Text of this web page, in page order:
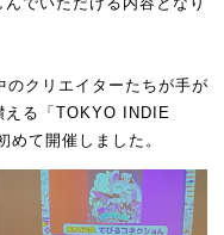
クリエイターたちが手が
える「TOKYO INDIE
て開催しました。